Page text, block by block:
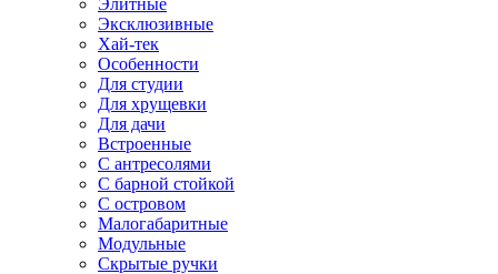
Элитные
Эксклюзивные
Хай-тек
Особенности
Для студии
Для хрущевки
Для дачи
Встроенные
С антресолями
С барной стойкой
С островом
Малогабаритные
Модульные
Скрытые ручки